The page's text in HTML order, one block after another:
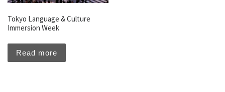
Tokyo Language & Culture
Immersion Week
Read more